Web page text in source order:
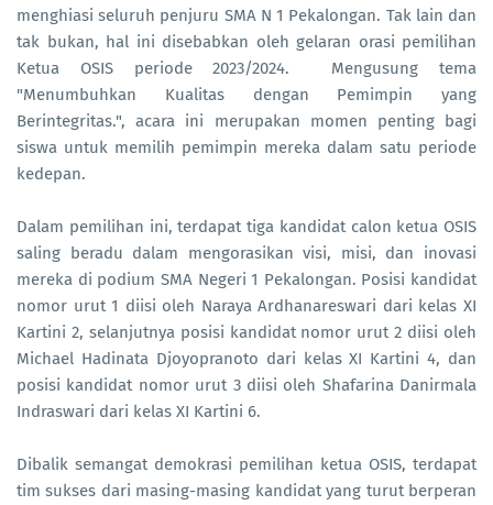
menghiasi seluruh penjuru SMA N 1 Pekalongan. Tak lain dan
tak bukan, hal ini disebabkan oleh gelaran orasi pemilihan
Ketua OSIS periode 2023/2024. Mengusung tema
"Menumbuhkan Kualitas dengan Pemimpin yang
Berintegritas.", acara ini merupakan momen penting bagi
siswa untuk memilih pemimpin mereka dalam satu periode
kedepan.
Dalam pemilihan ini, terdapat tiga kandidat calon ketua OSIS
saling beradu dalam mengorasikan visi, misi, dan inovasi
mereka di podium SMA Negeri 1 Pekalongan. Posisi kandidat
nomor urut 1 diisi oleh Naraya Ardhanareswari dari kelas XI
Kartini 2, selanjutnya posisi kandidat nomor urut 2 diisi oleh
Michael Hadinata Djoyopranoto dari kelas XI Kartini 4, dan
posisi kandidat nomor urut 3 diisi oleh Shafarina Danirmala
Indraswari dari kelas XI Kartini 6.
Dibalik semangat demokrasi pemilihan ketua OSIS, terdapat
tim sukses dari masing-masing kandidat yang turut berperan